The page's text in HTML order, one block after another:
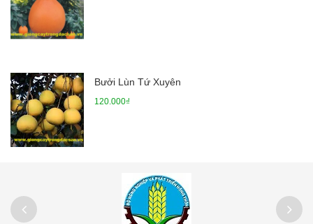
Bưởi Lùn Tứ Xuyên
120.000₫